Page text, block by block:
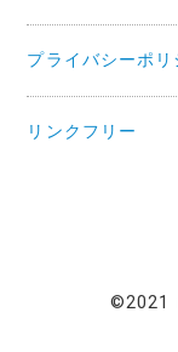
プライバシーポリ
リンクフリー
©2021